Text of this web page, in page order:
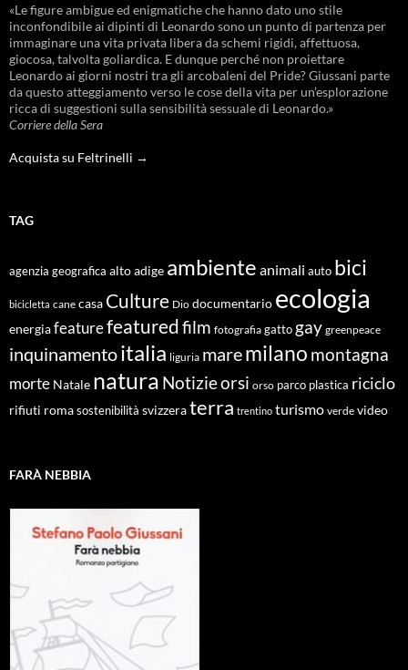
«Le figure ambigue ed enigmatiche che hanno dato uno stile
inconfondibile ai dipinti di Leonardo sono un punto di partenza per
immaginare una vita privata libera da schemi rigidi, affettuosa,
giocosa, talvolta goliardica. E dunque perché non proiettare
Leonardo ai giorni nostri tra gli arcobaleni del Pride? Giussani parte
da questo atteggiamento verso le cose della vita per un’esplorazione
ricca di suggestioni sulla sensibilità sessuale di Leonardo.»
Corriere della Sera
Acquista su Feltrinelli →
TAG
agenzia geografica alto adige ambiente animali auto bici
bicicletta cane casa Culture Dio documentario ecologia
energiafeaturefeaturedfilm fotografia gatto gay greenpeace
inquinamentoitalia liguria maremilano montagna
morte Natale natura Notizieorsi orso parco plastica riciclo
rifiuti roma sostenibilità svizzeraterra trentino turismo verde video
FARÀ NEBBIA